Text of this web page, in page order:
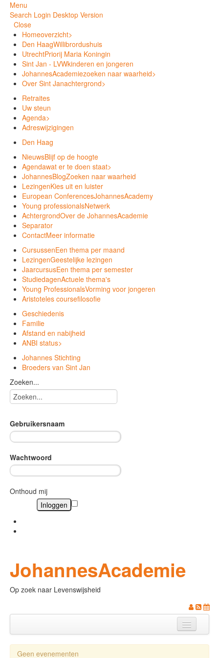
Menu
Search Login Desktop Version
Close
Homeoverzicht>
Den HaagWillibrordushuis
UtrechtPriorij Maria Koningin
Sint Jan - LVWkinderen en jongeren
JohannesAcademiezoeken naar waarheid>
Over Sint Janachtergrond>
Retraites
Uw steun
Agenda>
Adreswijzigingen
Den Haag
NieuwsBlijf op de hoogte
Agendawat er te doen staat>
JohannesBlogZoeken naar waarheid
LezingenKies uit en luister
European ConferencesJohannesAcademy
Young professionalsNetwerk
AchtergrondOver de JohannesAcademie
Separator
ContactMeer informatie
CursussenEen thema per maand
LezingenGeestelijke lezingen
JaarcursusEen thema per semester
StudiedagenActuele thema's
Young ProfessionalsVorming voor jongeren
Aristoteles coursefilosofie
Geschiedenis
Familie
Afstand en nabijheid
ANBI status>
Johannes Stichting
Broeders van Sint Jan
Zoeken...
Gebruikersnaam
Wachtwoord
Onthoud mij
JohannesAcademie
Op zoek naar Levenswijsheid
Geen evenementen